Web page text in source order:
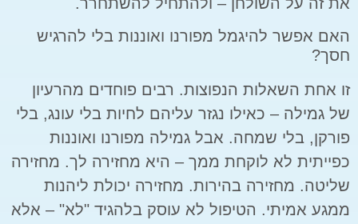
האם אפשר להיגמל מפורנו ואוננות בלי להרגיש
חסך?
זו אחת השאלות הנפוצות. רבים פוחדים מהרעיון
של גמילה – כאילו נגזר עליהם לחיות בלי עונג, בלי
פורקן, בלי שמחה. אבל גמילה מפורנו ואוננות
כפייתית לא לוקחת ממך – היא מחזירה לך. מחזירה
שליטה. מחזירה בהירות. מחזירה יכולת ליהנות
ממגע אמיתי. הטיפול לא עוסק בלהגיד "לא" – אלא